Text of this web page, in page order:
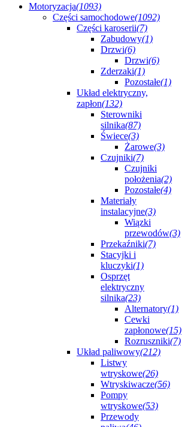
Motoryzacja(1093)
Części samochodowe(1092)
Części karoserii(7)
Zabudowy(1)
Drzwi(6)
Drzwi(6)
Zderzaki(1)
Pozostałe(1)
Układ elektryczny,
zapłon(132)
Sterowniki
silnika(87)
Świece(3)
Żarowe(3)
Czujniki(7)
Czujniki
położenia(2)
Pozostałe(4)
Materiały
instalacyjne(3)
Wiązki
przewodów(3)
Przekaźniki(7)
Stacyjki i
kluczyki(1)
Osprzęt
elektryczny
silnika(23)
Alternatory(1)
Cewki
zapłonowe(15)
Rozruszniki(7)
Układ paliwowy(212)
Listwy
wtryskowe(26)
Wtryskiwacze(56)
Pompy
wtryskowe(53)
Przewody